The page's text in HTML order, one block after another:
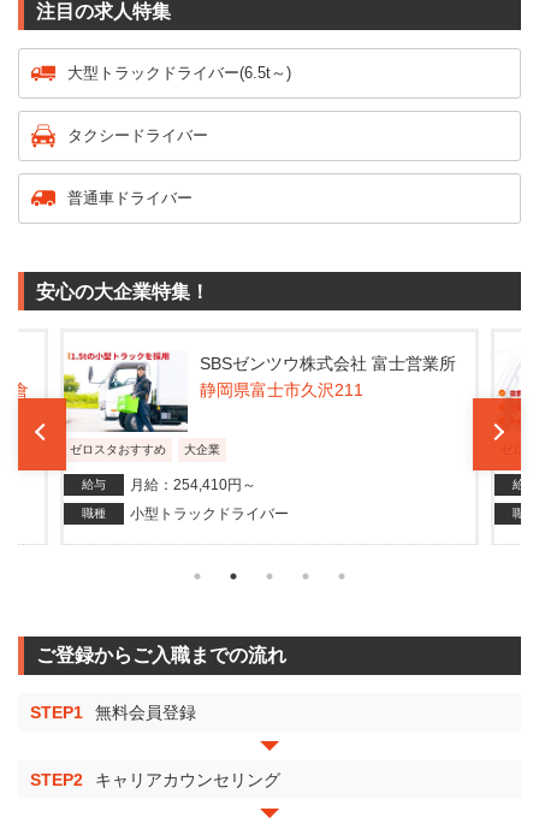
注目の求人特集
大型トラックドライバー(6.5t～)
タクシードライバー
普通車ドライバー
安心の大企業特集！
倉
SBSゼンツウ株式会社 富士営業所
静岡県富士市久沢211
ゼロスタおすすめ 大企業
給与 月給：254,410円～
職種 小型トラックドライバー
給与
職種
ご登録からご入職までの流れ
STEP1 無料会員登録
STEP2 キャリアカウンセリング